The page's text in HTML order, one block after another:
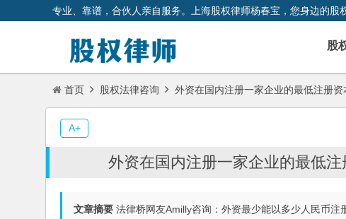
专业、靠谱，合伙人亲自服务。上海股权律师杨春宝，您身边的股
股
首页 股权法律咨询 外资在国内注册一家企业的最低注册资
外资在国内注册一家企业的最低注
文章摘要 法律桥网友Amilly咨询：外资最少能以多少人民币
A+